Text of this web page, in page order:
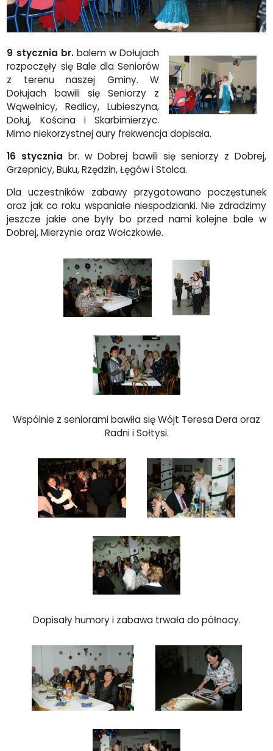
9 stycznia br.balem w Dołujach
rozpoczęły się Bale dla Seniorów
z terenu naszej Gminy. W
Dołujach bawili się Seniorzy z
Wąwelnicy, Redlicy, Lubieszyna,
Dołuj, Kościna i Skarbimierzyc.
Mimo niekorzystnej aury frekwencja dopisała.
16 stycznia br. w Dobrej bawili się seniorzy z Dobrej,
Grzepnicy, Buku, Rzędzin, Łęgów i Stolca.
Dla uczestników zabawy przygotowano poczęstunek
oraz jak co roku wspaniałe niespodzianki. Nie zdradzimy
jeszcze jakie one były bo przed nami kolejne bale w
Dobrej, Mierzynie oraz Wołczkowie.
Wspólnie z seniorami bawiła się Wójt Teresa Dera oraz
Radni i Sołtysi.
Dopisały humory i zabawa trwała do północy.